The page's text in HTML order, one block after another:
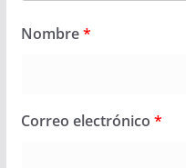
Nombre*
Correo electrónico *